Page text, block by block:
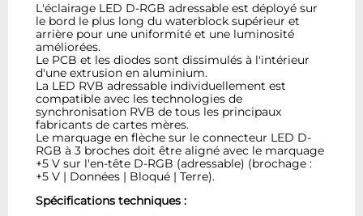
L'éclairage LED D-RGB adressable est déployé sur
le bord le plus long du waterblock supérieur et
arrière pour une uniformité et une luminosité
améliorées.
Le PCB et les diodes sont dissimulés à l'intérieur
d'une extrusion en aluminium.
La LED RVB adressable individuellement est
compatible avec les technologies de
synchronisation RVB de tous les principaux
fabricants de cartes mères.
Le marquage en flèche sur le connecteur LED D-
RGB à 3 broches doit être aligné avec le marquage
+5 V sur l'en-tête D-RGB (adressable) (brochage :
+5 V | Données | Bloqué | Terre).
Spécifications techniques :